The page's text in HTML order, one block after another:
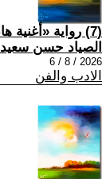
(7) رواية «أغنية هادئة»: أبشع الفجائع ما تنمو بالتدريج
الصياد حسن سعيد
2026 / 8 / 6
الادب والفن